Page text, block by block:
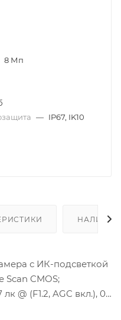
8 Мп
— IP67, IK10
НАЛИЧИЕ
с ИК-подсветкой
Scan CMOS;
@ (F1.2, AGC вкл.), 0